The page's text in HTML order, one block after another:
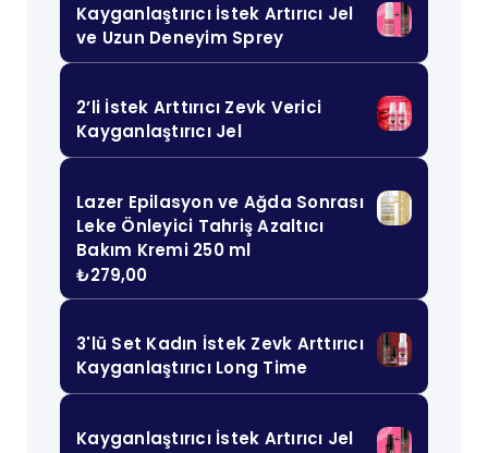
Kayganlaştırıcı İstek Artırıcı Jel
ve Uzun Deneyim Sprey
2’li İstek Arttırıcı Zevk Verici
Kayganlaştırıcı Jel
Lazer Epilasyon ve Ağda Sonrası
Leke Önleyici Tahriş Azaltıcı
Bakım Kremi 250 ml
₺279,00
3'lü Set Kadın İstek Zevk Arttırıcı
Kayganlaştırıcı Long Time
Kayganlaştırıcı İstek Artırıcı Jel